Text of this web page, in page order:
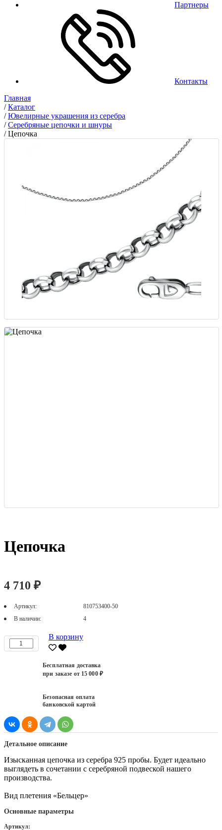
Партнеры
Контакты
Главная
/Каталог
/Ювелирные украшения из серебра
/Серебряные цепочки и шнуры
/Цепочка
Цепочка
4 710 ₽
Артикул:
810753400-50
В наличии:
4
В корзину
Бесплатная доставка
при заказе от 15 000 ₽
Безопасная оплата
банковской картой
Детальное описание
Изысканная цепочка из серебра 925 пробы. Будет идеально
выглядеть в сочетании с серебряной подвеской нашего
производства.
Вид плетения «Бельцер»
Основные параметры
Артикул: